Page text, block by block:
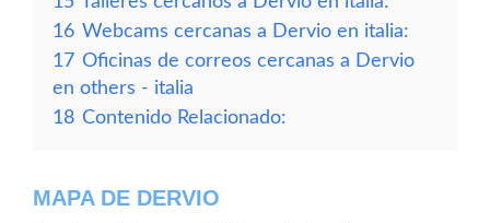
16 Webcams cercanas a Dervio en italia:
17 Oficinas de correos cercanas a Dervio
en others - italia
18 Contenido Relacionado:
MAPA DE DERVIO